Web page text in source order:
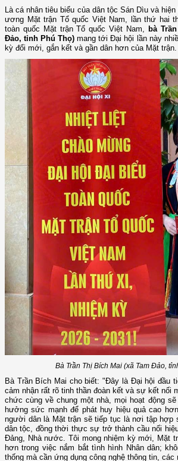
Là cá nhân tiêu biểu của dân tộc Sán Dìu và
ương Mặt trận Tổ quốc Việt Nam, lần thứ hai
toàn quốc Mặt trận Tổ quốc Việt Nam, bà
Đảo, tỉnh Phú Thọ) mang tới Đại hội lần này
kỳ đổi mới, gắn kết và gần dân hơn của Mặt trận.
Bà Trần Thị Bích Mai (xã Tam Đảo,
Bà Trần Bích Mai cho biết: "Đây là Đại hội đầu
cảm nhận rất rõ tinh thần đoàn kết và sự kết nối
chức cùng về chung một nhà, mọi hoạt động
hưởng sức mạnh để phát huy hiệu quả cao
người dân là Mặt trận sẽ tiếp tục là nơi tập hợp
dân tộc, đồng thời thực sự trở thành cầu nối
Đảng, Nhà nước. Tôi mong nhiệm kỳ mới, Mặt
hơn trong việc nắm bắt tình hình Nhân dân;
thống mà cần ứng dụng công nghệ thông tin, các